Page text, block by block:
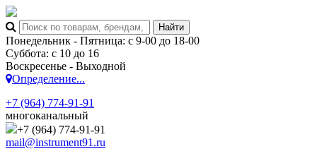
Понедельник - Пятница: с 9-00 до 18-00
Суббота: с 10 до 16
Воскресенье - Выходной
Определение...
+7 (964) 774-91-91
многоканальный
+7 (964) 774-91-91
mail@instrument91.ru